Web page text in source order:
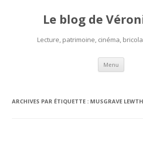
Le blog de
Lecture, patrimoine, cinéma,
Menu Aller
ARCHIVES PAR ÉTIQUETTE : MUSGRAVE